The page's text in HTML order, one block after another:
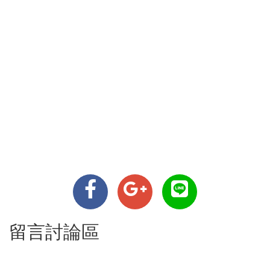
留言討論區